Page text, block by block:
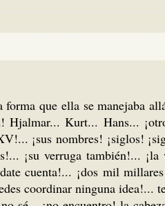
que ella se manejaba
Hjalmar... Kurt... Hans...
¡sus nombres! ¡siglos!
¡su verruga también!...
cuenta!... ¡dos mil
coordinar ninguna idea!...